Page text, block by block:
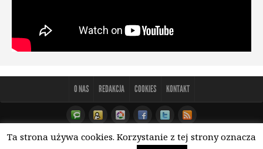
O NAS REDAKCJA COOKIES KONTAKT
© Copyright 2013-26 Tunguska.pl
Ta strona używa cookies. Korzystanie z tej strony oznacza